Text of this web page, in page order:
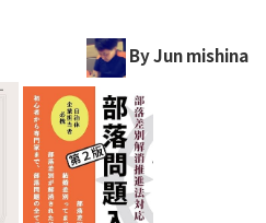
By Jun mishina